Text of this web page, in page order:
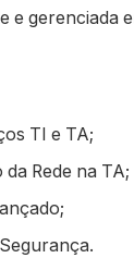
e gerenciada
TI e TA;
Rede na TA;